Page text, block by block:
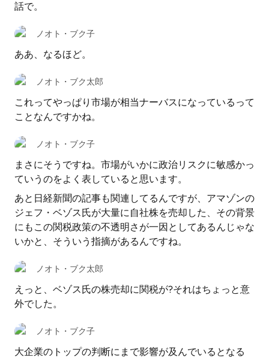
話で。
ノオト・ブク子
ああ、なるほど。
ノオト・ブク太郎
これってやっぱり市場が相当ナーバスになっているって
ことなんですかね。
ノオト・ブク子
まさにそうですね。市場がいかに政治リスクに敏感かっ
ていうのをよく表していると思います。
あと日経新聞の記事も関連してるんですが、アマゾンの
ジェフ・ベゾス氏が大量に自社株を売却した、その背景
にもこの関税政策の不透明さが一因としてあるんじゃな
いかと、そういう指摘があるんですね。
ノオト・ブク太郎
えっと、ベゾス氏の株売却に関税が?それはちょっと意
外でした。
ノオト・ブク子
大企業のトップの判断にまで影響が及んでいるとなる